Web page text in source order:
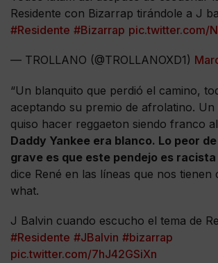
Residente con Bizarrap tirándole a J
#Residente #Bizarrap pic.twitter.com/
— TROLLANO (@TROLLANOXD1)
“Un blanquito que perdió el camino,
aceptando su premio de afrolatino. Un
quiso hacer reggaeton siendo franco
Daddy Yankee era blanco. Lo peor
grave es que este pendejo es racista
dice René en las líneas que nos tienen
what.
J Balvin cuando escucho el tema de
#Residente #JBalvin #bizarrap
pic.twitter.com/7hJ42GSiXn